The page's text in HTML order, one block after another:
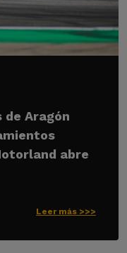
de Aragón
abre
Leer más >>>